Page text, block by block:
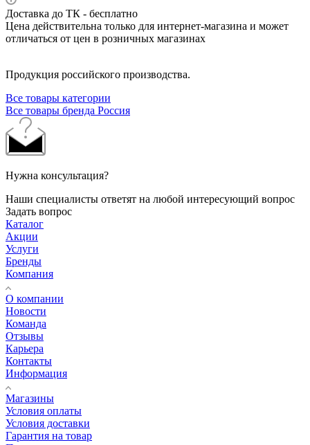
Доставка до ТК - бесплатно
Цена действительна только для интернет-магазина и может
отличаться от цен в розничных магазинах
Продукция российского производства.
Все товары категории
Все товары бренда Россия
Нужна консультация?
Наши специалисты ответят на любой интересующий вопрос
Задать вопрос
Каталог
Акции
Услуги
Бренды
Компания
О компании
Новости
Команда
Отзывы
Карьера
Контакты
Информация
Магазины
Условия оплаты
Условия доставки
Гарантия на товар